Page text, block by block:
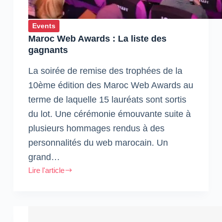
Events
Maroc Web Awards : La liste des
gagnants
La soirée de remise des trophées de la
10ème édition des Maroc Web Awards au
terme de laquelle 15 lauréats sont sortis
du lot. Une cérémonie émouvante suite à
plusieurs hommages rendus à des
personnalités du web marocain. Un
grand…
Lire l'article
Maroc